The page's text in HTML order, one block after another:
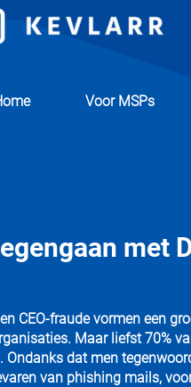
Voor MSPs
met
CEO-fraude vormen een
Maar liefst 70%
Ondanks dat men
van phishing mails,